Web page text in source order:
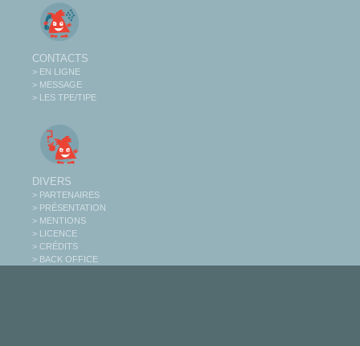
CONTACTS
> EN LIGNE
> MESSAGE
> LES TPE/TIPE
DIVERS
> PARTENAIRES
> PRÉSENTATION
> MENTIONS
> LICENCE
> CRÉDITS
> BACK OFFICE